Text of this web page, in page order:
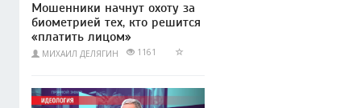
Мошенники начнут охоту за
биометрией тех, кто решится
«платить лицом»
МИХАИЛ ДЕЛЯГИН 1161